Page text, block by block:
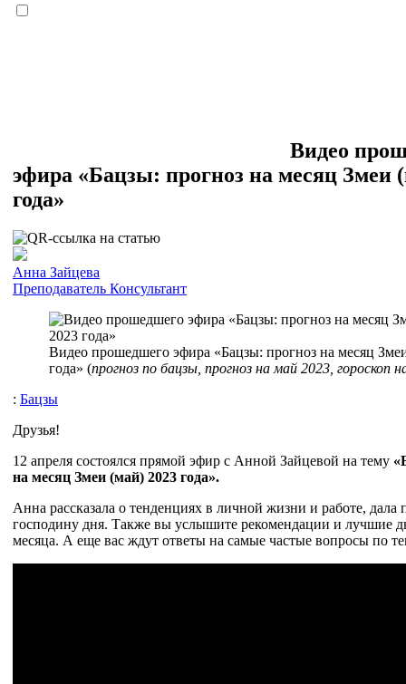
Видео
эфира «Бацзы: прогноз на месяц Змеи
года»
Анна Зайцева
Преподаватель Консультант
Видео прошедшего эфира «Бацзы: прогноз на месяц
года» (прогноз по бацзы, прогноз на май 2023, гороскоп
: Бацзы
Друзья!
12 апреля состоялся прямой эфир с Анной Зайцевой на тему
на месяц Змеи (май) 2023 года».
Анна рассказала о тенденциях в личной жизни и работе, дала
господину дня. Также вы услышите рекомендации и лучшие
месяца. А еще вас ждут ответы на самые частые вопросы по